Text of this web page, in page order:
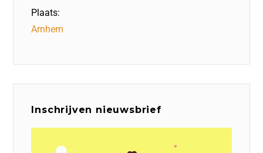
Plaats:
Arnhem
Inschrijven nieuwsbrief